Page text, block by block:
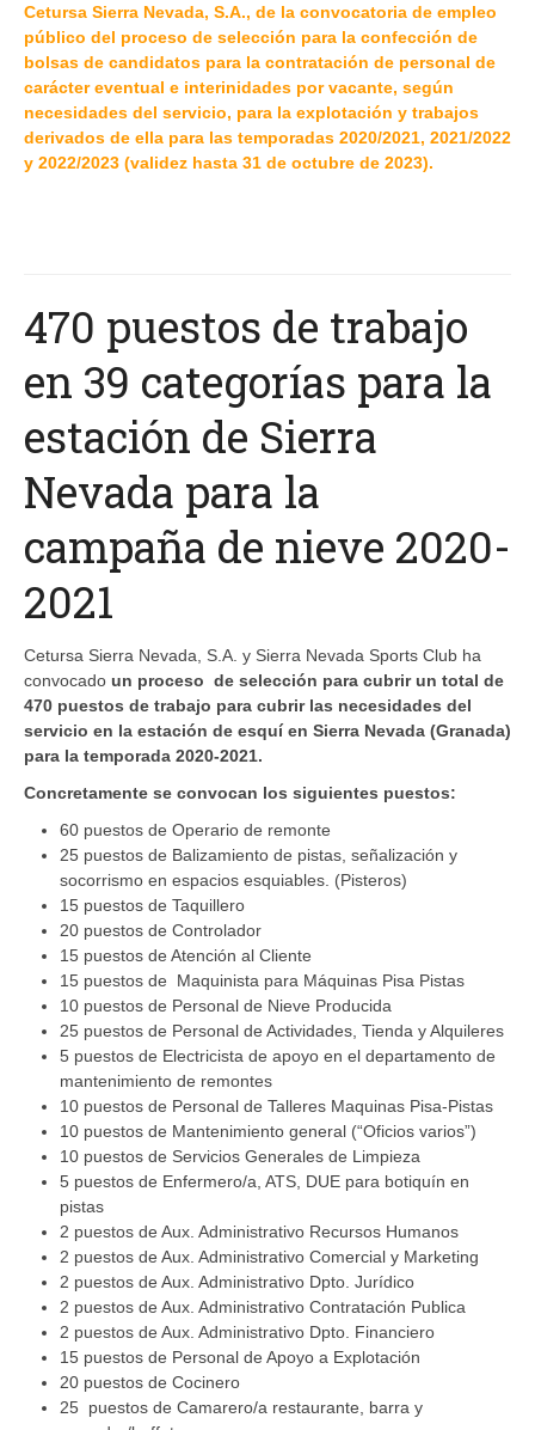
Cetursa Sierra Nevada, S.A., de la convocatoria de empleo
público del proceso de selección para la confección de
bolsas de candidatos para la contratación de personal de
carácter eventual e interinidades por vacante, según
necesidades del servicio, para la explotación y trabajos
derivados de ella para las temporadas 2020/2021, 2021/2022
y 2022/2023 (validez hasta 31 de octubre de 2023).
470 puestos de trabajo
en 39 categorías para la
estación de Sierra
Nevada para la
campaña de nieve 2020-
2021
Cetursa Sierra Nevada, S.A. y Sierra Nevada Sports Club ha
convocado un proceso de selección para cubrir un total de
470 puestos de trabajo para cubrir las necesidades del
servicio en la estación de esquí en Sierra Nevada (Granada)
para la temporada 2020-2021.
Concretamente se convocan los siguientes puestos:
60 puestos de Operario de remonte
25 puestos de Balizamiento de pistas, señalización y
socorrismo en espacios esquiables. (Pisteros)
15 puestos de Taquillero
20 puestos de Controlador
15 puestos de Atención al Cliente
15 puestos de Maquinista para Máquinas Pisa Pistas
10 puestos de Personal de Nieve Producida
25 puestos de Personal de Actividades, Tienda y Alquileres
5 puestos de Electricista de apoyo en el departamento de
mantenimiento de remontes
10 puestos de Personal de Talleres Maquinas Pisa-Pistas
10 puestos de Mantenimiento general (“Oficios varios”)
10 puestos de Servicios Generales de Limpieza
5 puestos de Enfermero/a, ATS, DUE para botiquín en
pistas
2 puestos de Aux. Administrativo Recursos Humanos
2 puestos de Aux. Administrativo Comercial y Marketing
2 puestos de Aux. Administrativo Dpto. Jurídico
2 puestos de Aux. Administrativo Contratación Publica
2 puestos de Aux. Administrativo Dpto. Financiero
15 puestos de Personal de Apoyo a Explotación
20 puestos de Cocinero
25 puestos de Camarero/a restaurante, barra y